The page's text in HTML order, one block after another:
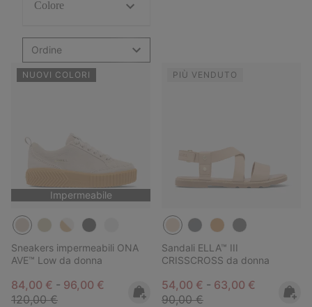
Colore
Ordine
NUOVI COLORI
Impermeabile
Sneakers impermeabili ONA
AVE™ Low da donna
Minimum sale price:
84,00 € - Maximum sale price:
96,00 € Regular price:
120,00 €
PIÙ VENDUTO
Sandali ELLA™ III
CRISSCROSS da donna
Minimum sale price:
54,00 € - Maximum sale
63,00 € Regular
90,00 €